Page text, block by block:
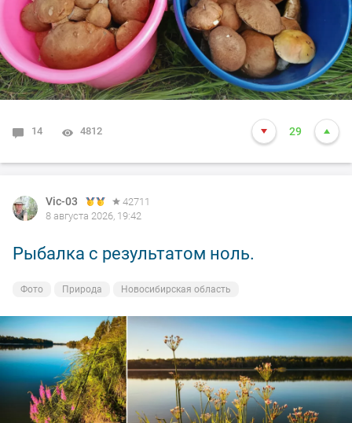
14 4812 29
Vic-03
42711
8 августа 2026, 19:42
Рыбалка с результатом ноль.
Фото Природа Новосибирская область